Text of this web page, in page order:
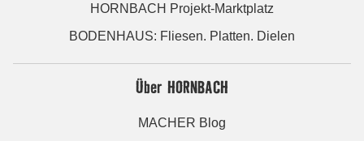
HORNBACH Projekt-Marktplatz
BODENHAUS: Fliesen. Platten. Dielen
Über HORNBACH
MACHER Blog